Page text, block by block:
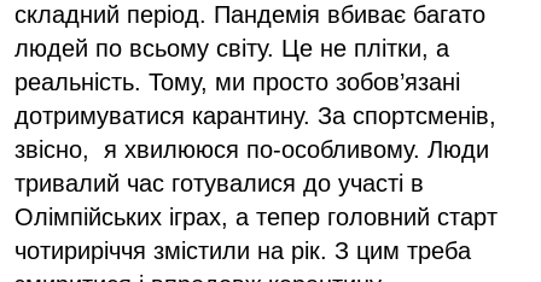
складний період. Пандемія вбиває багато
людей по всьому світу. Це не плітки, а
реальність. Тому, ми просто зобов’язані
дотримуватися карантину. За спортсменів,
звісно, я хвилююся по-особливому. Люди
тривалий час готувалися до участі в
Олімпійських іграх, а тепер головний старт
чотириріччя змістили на рік. З цим треба